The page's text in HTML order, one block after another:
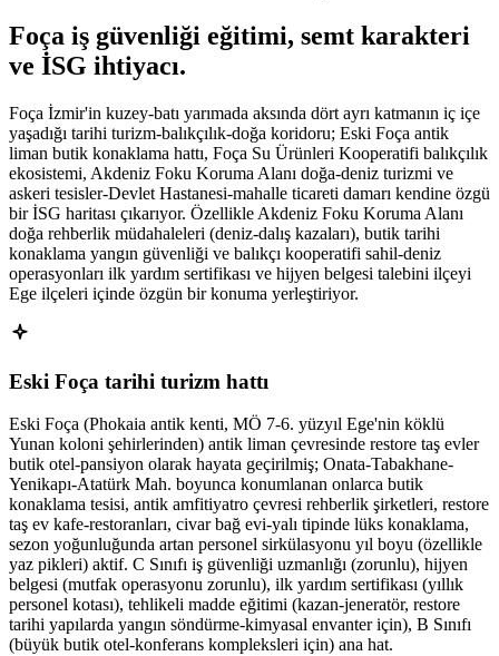
Foça iş güvenliği eğitimi, semt karakteri
ve İSG ihtiyacı.
Foça İzmir'in kuzey-batı yarımada aksında dört ayrı katmanın iç içe
yaşadığı tarihi turizm-balıkçılık-doğa koridoru; Eski Foça antik
liman butik konaklama hattı, Foça Su Ürünleri Kooperatifi balıkçılık
ekosistemi, Akdeniz Foku Koruma Alanı doğa-deniz turizmi ve
askeri tesisler-Devlet Hastanesi-mahalle ticareti damarı kendine özgü
bir İSG haritası çıkarıyor. Özellikle Akdeniz Foku Koruma Alanı
doğa rehberlik müdahaleleri (deniz-dalış kazaları), butik tarihi
konaklama yangın güvenliği ve balıkçı kooperatifi sahil-deniz
operasyonları ilk yardım sertifikası ve hijyen belgesi talebini ilçeyi
Ege ilçeleri içinde özgün bir konuma yerleştiriyor.
Eski Foça tarihi turizm hattı
Eski Foça (Phokaia antik kenti, MÖ 7-6. yüzyıl Ege'nin köklü
Yunan koloni şehirlerinden) antik liman çevresinde restore taş evler
butik otel-pansiyon olarak hayata geçirilmiş; Onata-Tabakhane-
Yenikapı-Atatürk Mah. boyunca konumlanan onlarca butik
konaklama tesisi, antik amfitiyatro çevresi rehberlik şirketleri, restore
taş ev kafe-restoranları, civar bağ evi-yalı tipinde lüks konaklama,
sezon yoğunluğunda artan personel sirkülasyonu yıl boyu (özellikle
yaz pikleri) aktif. C Sınıfı iş güvenliği uzmanlığı (zorunlu), hijyen
belgesi (mutfak operasyonu zorunlu), ilk yardım sertifikası (yıllık
personel kotası), tehlikeli madde eğitimi (kazan-jeneratör, restore
tarihi yapılarda yangın söndürme-kimyasal envanter için), B Sınıfı
(büyük butik otel-konferans kompleksleri için) ana hat.